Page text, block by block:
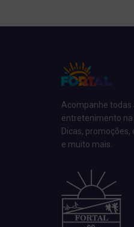
Acompanhe todas
entretenimento na
Dicas,
e muito mais.